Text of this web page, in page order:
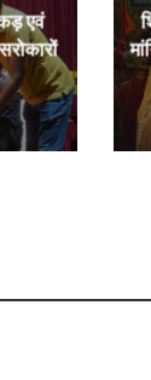
धमाल
सब्र, कैमरा बंद होने के बाद
एवं